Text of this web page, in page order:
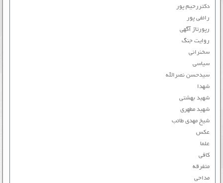
دکتررحیم پور
رائفی پور
رپورتاژ آگهی
روایت جنگ
سخنرانی
سیاسی
سیدحسن نصرالله
شهدا
شهید بهشتی
شهید مطهری
شیخ مهدی طائب
عکس
علما
کافی
متفرقه
مداحی